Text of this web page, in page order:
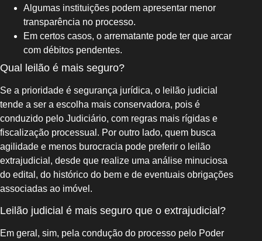
Algumas instituições podem apresentar menor
transparência no processo.
Em certos casos, o arrematante pode ter que arcar
com débitos pendentes.
Qual leilão é mais seguro?
Se a prioridade é segurança jurídica, o leilão judicial
tende a ser a escolha mais conservadora, pois é
conduzido pelo Judiciário, com regras mais rígidas e
fiscalização processual. Por outro lado, quem busca
agilidade e menos burocracia pode preferir o leilão
extrajudicial, desde que realize uma análise minuciosa
do edital, do histórico do bem e de eventuais obrigações
associadas ao imóvel.
Leilão judicial é mais seguro que o extrajudicial?
Em geral, sim, pela condução do processo pelo Poder